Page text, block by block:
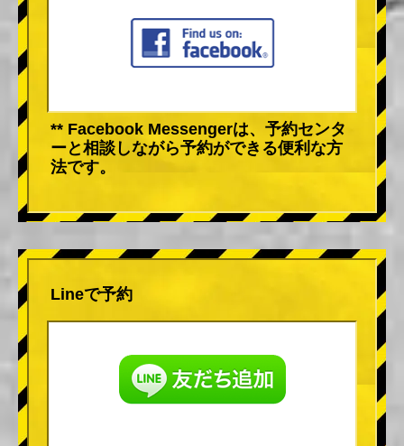
** Facebook Messengerは、予約センタ
ーと相談しながら予約ができる便利な方
法です。
Lineで予約